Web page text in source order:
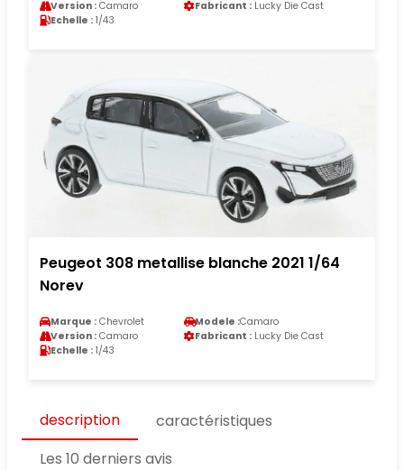
Version : Camaro Fabricant : Lucky Die Cast
Echelle : 1/43
Peugeot 308 metallise blanche 2021 1/64
Norev
Marque : Chevrolet Modele :Camaro
Version : Camaro Fabricant : Lucky Die Cast
Echelle : 1/43
description
caractéristiques
Les 10 derniers avis